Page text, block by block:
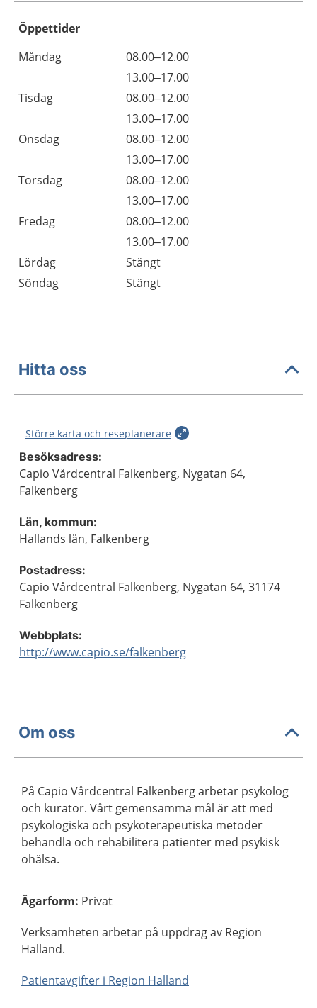
Öppettider
Dag
Öppettider
Kommentarer
Måndag
08.00–12.00
13.00–17.00
Tisdag
08.00–12.00
13.00–17.00
Onsdag
08.00–12.00
13.00–17.00
Torsdag
08.00–12.00
13.00–17.00
Fredag
08.00–12.00
13.00–17.00
Lördag
Stängt
Söndag
Stängt
Hitta oss
Större karta och reseplanerare
Besöksadress:
Capio Vårdcentral Falkenberg, Nygatan 64,
Falkenberg
Län, kommun:
Hallands län, Falkenberg
Postadress:
Capio Vårdcentral Falkenberg, Nygatan 64, 31174
Falkenberg
Webbplats:
http://www.capio.se/falkenberg
Om oss
På Capio Vårdcentral Falkenberg arbetar psykolog
och kurator. Vårt gemensamma mål är att med
psykologiska och psykoterapeutiska metoder
behandla och rehabilitera patienter med psykisk
ohälsa.
Ägarform: Privat
Verksamheten arbetar på uppdrag av Region
Halland.
Patientavgifter i Region Halland